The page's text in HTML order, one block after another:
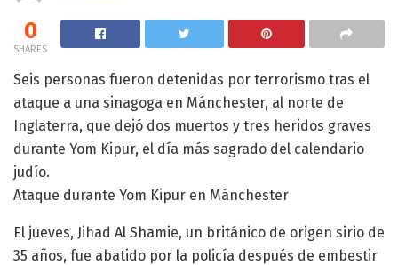
0
SHARES
Seis personas fueron detenidas por terrorismo tras el
ataque a una sinagoga en Mánchester, al norte de
Inglaterra, que dejó dos muertos y tres heridos graves
durante Yom Kipur, el día más sagrado del calendario
judío.
Ataque durante Yom Kipur en Mánchester
El jueves, Jihad Al Shamie, un británico de origen sirio de
35 años, fue abatido por la policía después de embestir